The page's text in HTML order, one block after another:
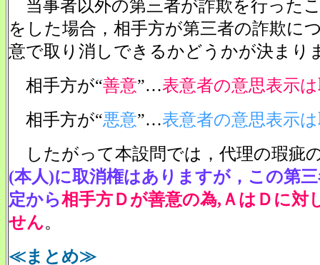
当事者以外の第三者が詐欺を行った
をした場合，相手方が第三者の詐欺に
意で取り消しできるかどうかが決まり
相手方が“善意”…表意者の意思表示
相手方が“悪意”…表意者の意思表示
したがって本設問では，代理の瑕疵
(本人)に取消権はありますが，この第
定から相手方Ｄが善意の為,ＡはＤに対
せん。
≪まとめ≫